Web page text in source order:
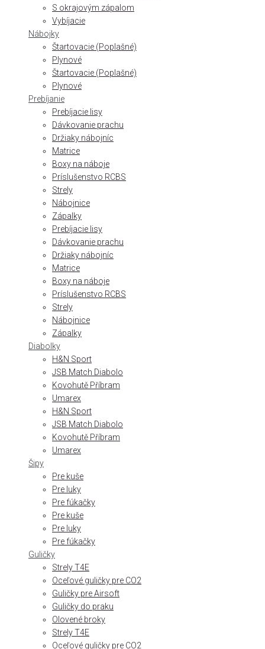
S okrajovým zápalom
Vybíjacie
Nábojky
Štartovacie (Poplašné)
Plynové
Štartovacie (Poplašné)
Plynové
Prebíjanie
Prebíjacie lisy
Dávkovanie prachu
Držiaky nábojníc
Matrice
Boxy na náboje
Príslušenstvo RCBS
Strely
Nábojnice
Zápalky
Prebíjacie lisy
Dávkovanie prachu
Držiaky nábojníc
Matrice
Boxy na náboje
Príslušenstvo RCBS
Strely
Nábojnice
Zápalky
Diabolky
H&N Sport
JSB Match Diabolo
Kovohutě Příbram
Umarex
H&N Sport
JSB Match Diabolo
Kovohutě Příbram
Umarex
Šipy
Pre kuše
Pre luky
Pre fúkačky
Pre kuše
Pre luky
Pre fúkačky
Guličky
Strely T4E
Oceľové guličky pre CO2
Guličky pre Airsoft
Guličky do praku
Olovené broky
Strely T4E
Oceľové guličky pre CO2